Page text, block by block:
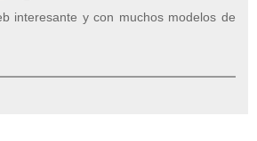
interesante y con muchos modelos de